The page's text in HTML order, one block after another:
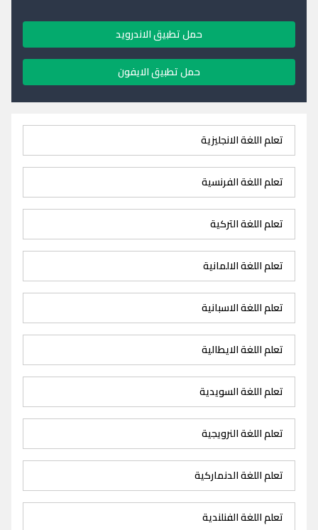
حمل تطبيق الاندرويد
حمل تطبيق الايفون
تعلم اللغة الانجليزية
تعلم اللغة الفرنسية
تعلم اللغة التركية
تعلم اللغة الالمانية
تعلم اللغة الاسبانية
تعلم اللغة الايطالية
تعلم اللغة السويدية
تعلم اللغة النرويجية
تعلم اللغة الدنماركية
تعلم اللغة الفنلندية